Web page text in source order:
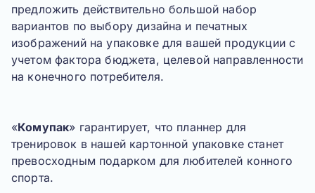
предложить действительно большой набор
вариантов по выбору дизайна и печатных
изображений на упаковке для вашей продукции с
учетомфактора бюджета, целевой направленности
на конечного потребителя.
«Комупак» гарантирует, что планнер для
тренировок в нашей картонной упаковке станет
превосходным подарком для любителей конного
спорта.